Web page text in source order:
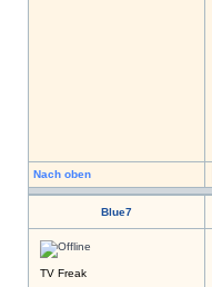
Nach oben
Blue7
TV Freak